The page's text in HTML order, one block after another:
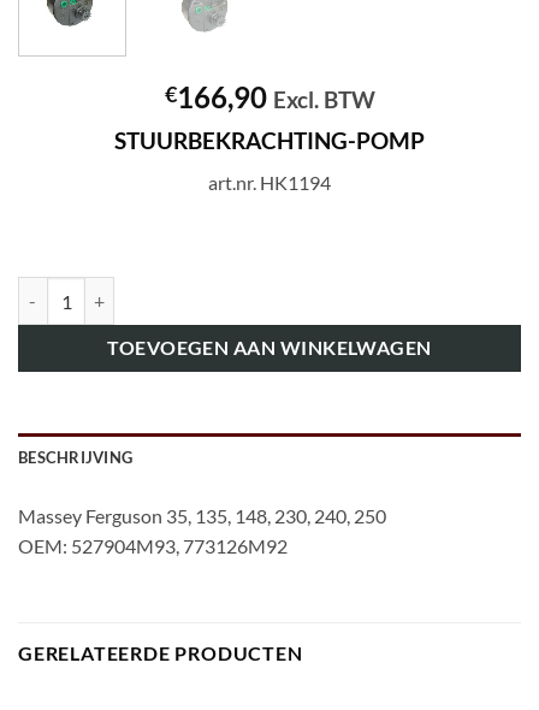
€166,90 Excl. BTW
STUURBEKRACHTING-POMP
art.nr. HK1194
TOEVOEGEN AAN WINKELWAGEN
BESCHRIJVING
Massey Ferguson 35, 135, 148, 230, 240, 250
OEM: 527904M93, 773126M92
GERELATEERDE PRODUCTEN